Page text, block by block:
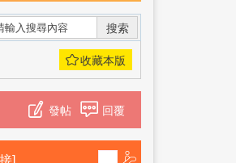
搜索
回覆
發帖
]